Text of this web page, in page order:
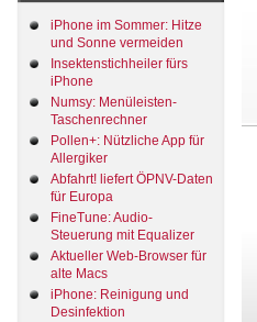
iPhone im Sommer: Hitze
und Sonne vermeiden
Insektenstichheiler fürs
iPhone
Numsy: Menüleisten-
Taschenrechner
Pollen+: Nützliche App für
Allergiker
Abfahrt! liefert ÖPNV-Daten
für Europa
FineTune: Audio-
Steuerung mit Equalizer
Aktueller Web-Browser für
alte Macs
iPhone: Reinigung und
Desinfektion